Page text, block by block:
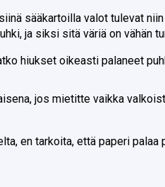
sääkartoilla valot tulevat niin
ja siksi sitä väriä on vähän
hiukset oikeasti palaneet
jos mietitte vaikka
en tarkoita, että paperi palaa